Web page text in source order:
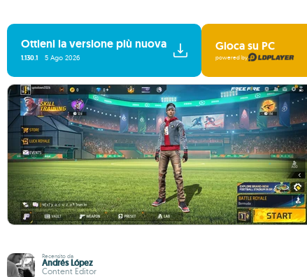
Ottieni la versione più nuova
1.130.1 5 Ago 2026
Gioca su PC
powered by
Recensito da
Andrés López
Content Editor